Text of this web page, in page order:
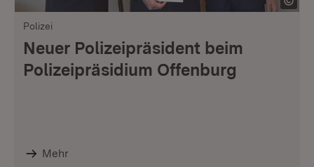
Polizei
Neuer Polizeipräsident beim
Polizeipräsidium Offenburg
Mehr